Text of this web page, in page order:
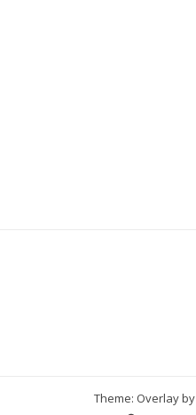
Theme: Overlay by